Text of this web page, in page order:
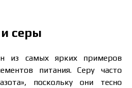
серы
из самых ярких примеров
питания. Серу часто
поскольку они тесно